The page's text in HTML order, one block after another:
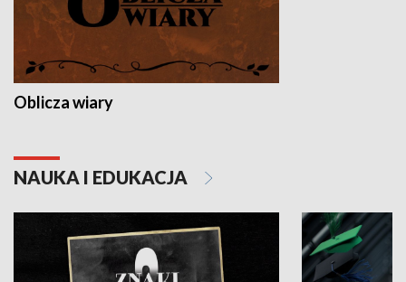
Oblicza wiary
NAUKA I EDUKACJA